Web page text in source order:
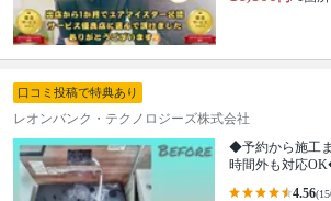
口コミ投稿で特典あり
レオンバンク・テクノロジーズ株式会社
◆予約から施工
時間外も対応
4.56